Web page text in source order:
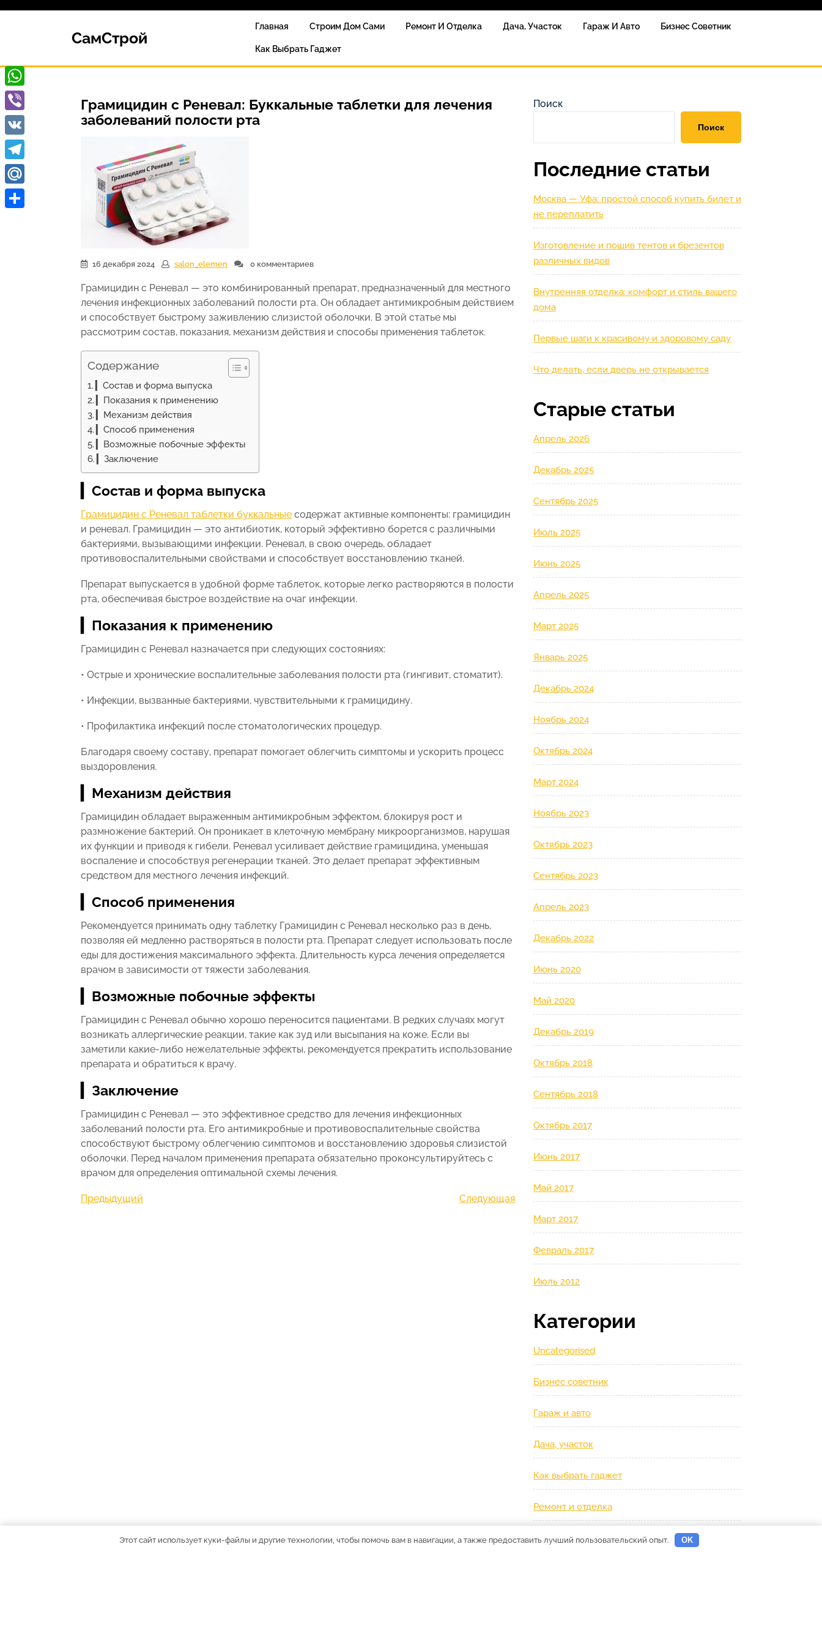
СамСтрой
Главная Строим Дом Сами Ремонт И Отделка Дача, Участок Гараж И Авто Бизнес Советник
Как Выбрать Гаджет
Грамицидин с Реневал: Буккальные таблетки для лечения
заболеваний полости рта
16 декабря 2024 salon_elemen 0 комментариев
Грамицидин с Реневал — это комбинированный препарат, предназначенный для местного
лечения инфекционных заболеваний полости рта. Он обладает антимикробным действием
и способствует быстрому заживлению слизистой оболочки. В этой статье мы
рассмотрим состав, показания, механизм действия и способы применения таблеток.
Содержание
▎Состав и форма выпуска
▎Показания к применению
▎Механизм действия
▎Способ применения
▎Возможные побочные эффекты
▎Заключение
▎Состав и форма выпуска
Грамицидин с Реневал таблетки буккальные содержат активные компоненты: грамицидин
и реневал. Грамицидин — это антибиотик, который эффективно борется с различными
бактериями, вызывающими инфекции. Реневал, в свою очередь, обладает
противовоспалительными свойствами и способствует восстановлению тканей.
Препарат выпускается в удобной форме таблеток, которые легко растворяются в полости
рта, обеспечивая быстрое воздействие на очаг инфекции.
▎Показания к применению
Грамицидин с Реневал назначается при следующих состояниях:
• Острые и хронические воспалительные заболевания полости рта (гингивит, стоматит).
• Инфекции, вызванные бактериями, чувствительными к грамицидину.
• Профилактика инфекций после стоматологических процедур.
Благодаря своему составу, препарат помогает облегчить симптомы и ускорить процесс
выздоровления.
▎Механизм действия
Грамицидин обладает выраженным антимикробным эффектом, блокируя рост и
размножение бактерий. Он проникает в клеточную мембрану микроорганизмов, нарушая
их функции и приводя к гибели. Реневал усиливает действие грамицидина, уменьшая
воспаление и способствуя регенерации тканей. Это делает препарат эффективным
средством для местного лечения инфекций.
▎Способ применения
Рекомендуется принимать одну таблетку Грамицидин с Реневал несколько раз в день,
позволяя ей медленно растворяться в полости рта. Препарат следует использовать после
еды для достижения максимального эффекта. Длительность курса лечения определяется
врачом в зависимости от тяжести заболевания.
▎Возможные побочные эффекты
Грамицидин с Реневал обычно хорошо переносится пациентами. В редких случаях могут
возникать аллергические реакции, такие как зуд или высыпания на коже. Если вы
заметили какие-либо нежелательные эффекты, рекомендуется прекратить использование
препарата и обратиться к врачу.
▎Заключение
Грамицидин с Реневал — это эффективное средство для лечения инфекционных
заболеваний полости рта. Его антимикробные и противовоспалительные свойства
способствуют быстрому облегчению симптомов и восстановлению здоровья слизистой
оболочки. Перед началом применения препарата обязательно проконсультируйтесь с
врачом для определения оптимальной схемы лечения.
Навигация
Предыдущая
Предыдущий
Следующая
Следующая
Поиск
Поиск
Последние статьи
Москва — Уфа: простой способ купить билет и
не переплатить
Изготовление и пошив тентов и брезентов
различных видов
Внутренняя отделка: комфорт и стиль вашего
дома
Первые шаги к красивому и здоровому саду
Что делать, если дверь не открывается
Старые статьи
Апрель 2026
Декабрь 2025
Сентябрь 2025
Июль 2025
Июнь 2025
Апрель 2025
Март 2025
Январь 2025
Декабрь 2024
Ноябрь 2024
Октябрь 2024
Март 2024
Ноябрь 2023
Октябрь 2023
Сентябрь 2023
Апрель 2023
Декабрь 2022
Июнь 2020
Май 2020
Декабрь 2019
Октябрь 2018
Сентябрь 2018
Октябрь 2017
Июнь 2017
Май 2017
Март 2017
Февраль 2017
Июль 2012
Категории
Uncategorised
Бизнес советник
Гараж и авто
Дача, участок
Как выбрать гаджет
Ремонт и отделка
Строим дом сами
WhatsApp
Viber
VK
Telegram
Mail.Ru
Этот сайт использует куки-файлы и другие технологии, чтобы помочь вам в навигации, а также предоставить лучший пользовательский опыт. OK